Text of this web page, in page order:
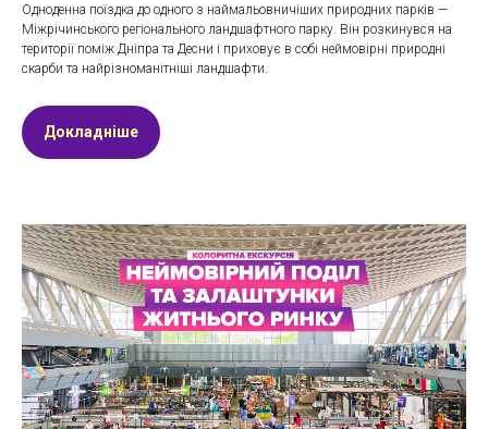
Одноденна поїздка до одного з наймальовничіших природних парків —
Міжрічинського регіонального ландшафтного парку. Він розкинувся на
території поміж Дніпра та Десни і приховує в собі неймовірні природні
скарби та найрізноманітніші ландшафти.
Докладніше